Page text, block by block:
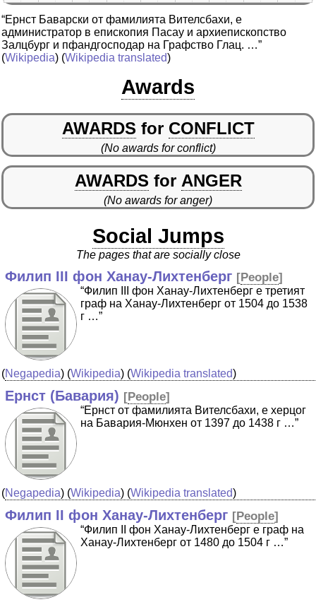
“Ернст Баварски от фамилията Вителсбахи, е
администратор в епископия Пасау и архиепископство
Залцбург и пфандгосподар на Графство Глац. …”
(Wikipedia) (Wikipedia translated)
Awards
AWARDS for CONFLICT
(No awards for conflict)
AWARDS for ANGER
(No awards for anger)
Social Jumps
The pages that are socially close
Филип III фон Ханау-Лихтенберг [People]
“Филип III фон Ханау-Лихтенберг е третият
граф на Ханау-Лихтенберг от 1504 до 1538
г …”
(Negapedia) (Wikipedia) (Wikipedia translated)
Ернст (Бавария) [People]
“Ернст от фамилията Вителсбахи, e херцог
на Бавария-Мюнхен от 1397 до 1438 г …”
(Negapedia) (Wikipedia) (Wikipedia translated)
Филип II фон Ханау-Лихтенберг [People]
“Филип II фон Ханау-Лихтенберг е граф на
Ханау-Лихтенберг от 1480 до 1504 г …”